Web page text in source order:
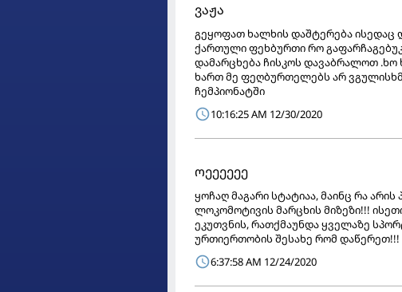
ვაჟა
გეყოფათ ხალხის დაშტერება
ქართული ფეხბურთი რო
დამარცხება ჩისკოს დავაბრალოთ
ხართ მე ფეღბურთელებს არ
ჩემპიონატში
10:16:25 AM 12/30/2020
ოეეეეეე
ყოჩაღ მაგარი სტატიაა, მაინც რა
ლოკომოტივის მარცხის მიზეზი!!!
ეკუთვნის, რათქმაუნდა ყველაზე
ურთიერთობის შესახე რომ დაწერეთ!!!
6:37:58 AM 12/24/2020